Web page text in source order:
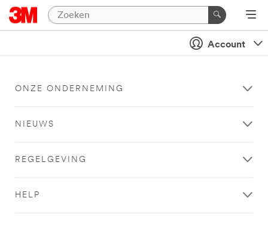
Account
ONZE ONDERNEMING
NIEUWS
REGELGEVING
HELP